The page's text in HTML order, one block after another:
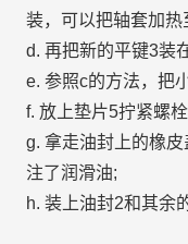
装，可以把轴套加热
d. 再把新的平键3装
e. 参照c的方法，把
f. 放上垫片5拧紧螺
g. 拿走油封上的橡
注了润滑油;
h. 装上油封2和其余